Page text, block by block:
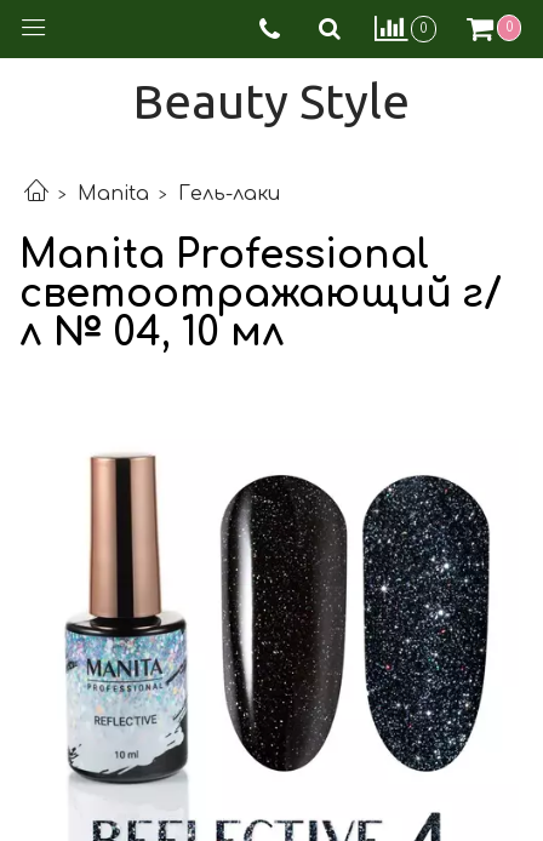
0 0
Beauty Style
Manita Гель-лаки
Manita Professional
светоотражающий г/
л № 04, 10 мл